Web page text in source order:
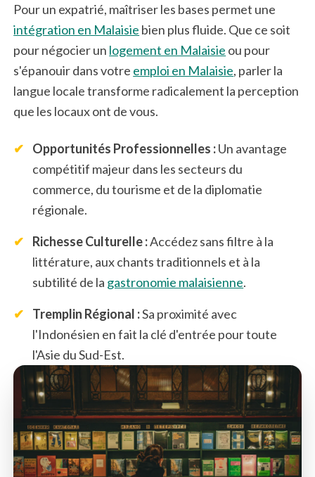
Pour un expatrié, maîtriser les bases permet une
intégration en Malaisie bien plus fluide. Que ce soit
pour négocier un logement en Malaisie ou pour
s'épanouir dans votre emploi en Malaisie, parler la
langue locale transforme radicalement la perception
que les locaux ont de vous.
✔ Opportunités Professionnelles :Un avantage
compétitif majeur dans les secteurs du
commerce, du tourisme et de la diplomatie
régionale.
✔ Richesse Culturelle :Accédez sans filtre à la
littérature, aux chants traditionnels et à la
subtilité de la gastronomie malaisienne.
✔ Tremplin Régional :Sa proximité avec
l'Indonésien en fait la clé d'entrée pour toute
l'Asie du Sud-Est.